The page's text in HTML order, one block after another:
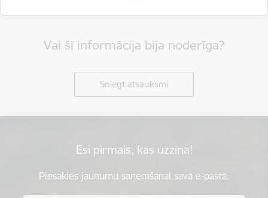
Vai šī informācija bija noderīga?
Sniegt atsauksmi
Esi pirmais, kas uzzina!
Piesakies jaunumu saņemšanai savā e-pastā.